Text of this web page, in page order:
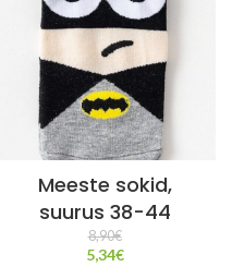
Meeste sokid,
suurus 38-44
8,90€
5,34€